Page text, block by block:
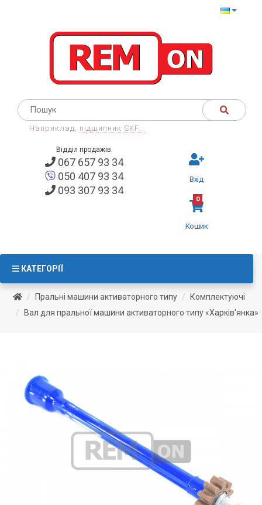
Наприклад, підшипник SKF...
Відділ продажів:
067 657 93 34
050 407 93 34
093 307 93 34
Вхід
Кошик
0
КАТЕГОРІЇ
Пральні машини активаторного типу
Комплектуючі
Вал для пральної машини активаторного типу «Харків'янка»